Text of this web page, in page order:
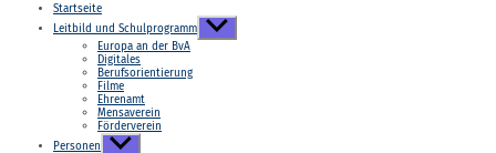
Startseite
Leitbild und Schulprogramm
Untermenü
anzeigen
Europa an der BvA
Digitales
Berufsorientierung
Filme
Ehrenamt
Mensaverein
Förderverein
Personen
Untermenü